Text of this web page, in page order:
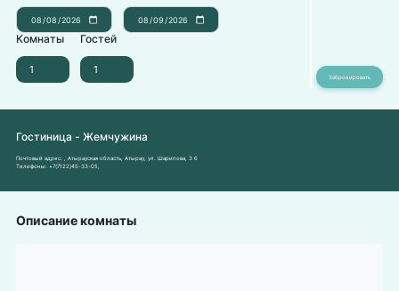
Комнаты Гостей
Гостиница - Жемчужина
Почтовый адрес:
, Атырауская область, Атырау, ул. Шарипова, 3 б
Телефоны: +7(7122)45-33-05
Описание комнаты